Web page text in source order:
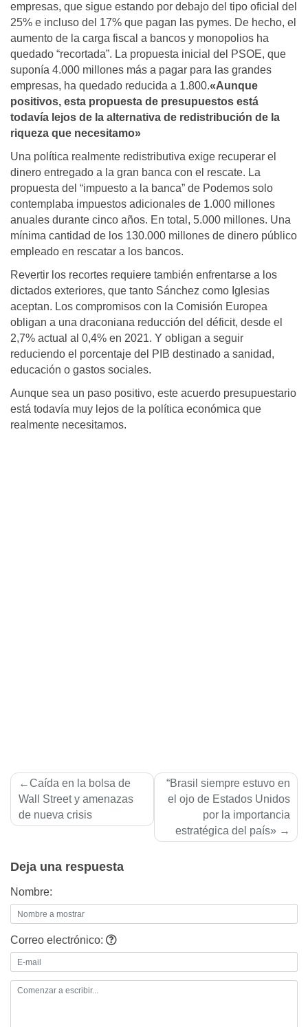
empresas, que sigue estando por debajo del tipo oficial del
25% e incluso del 17% que pagan las pymes. De hecho, el
aumento de la carga fiscal a bancos y monopolios ha
quedado “recortada”. La propuesta inicial del PSOE, que
suponía 4.000 millones más a pagar para las grandes
empresas, ha quedado reducida a 1.800.«Aunque
positivos, esta propuesta de presupuestos está
todavía lejos de la alternativa de redistribución de la
riqueza que necesitamo»
Una política realmente redistributiva exige recuperar el
dinero entregado a la gran banca con el rescate. La
propuesta del “impuesto a la banca” de Podemos solo
contemplaba impuestos adicionales de 1.000 millones
anuales durante cinco años. En total, 5.000 millones. Una
mínima cantidad de los 130.000 millones de dinero público
empleado en rescatar a los bancos.
Revertir los recortes requiere también enfrentarse a los
dictados exteriores, que tanto Sánchez como Iglesias
aceptan. Los compromisos con la Comisión Europea
obligan a una draconiana reducción del déficit, desde el
2,7% actual al 0,4% en 2021. Y obligan a seguir
reduciendo el porcentaje del PIB destinado a sanidad,
educación o gastos sociales.
Aunque sea un paso positivo, este acuerdo presupuestario
está todavía muy lejos de la política económica que
realmente necesitamos.
Navegación
de
entradas
Caída en la bolsa de
Wall Street y amenazas
de nueva crisis
“Brasil siempre estuvo en
el ojo de Estados Unidos
por la importancia
estratégica del país»
Deja una respuesta
Nombre:
Correo electrónico: